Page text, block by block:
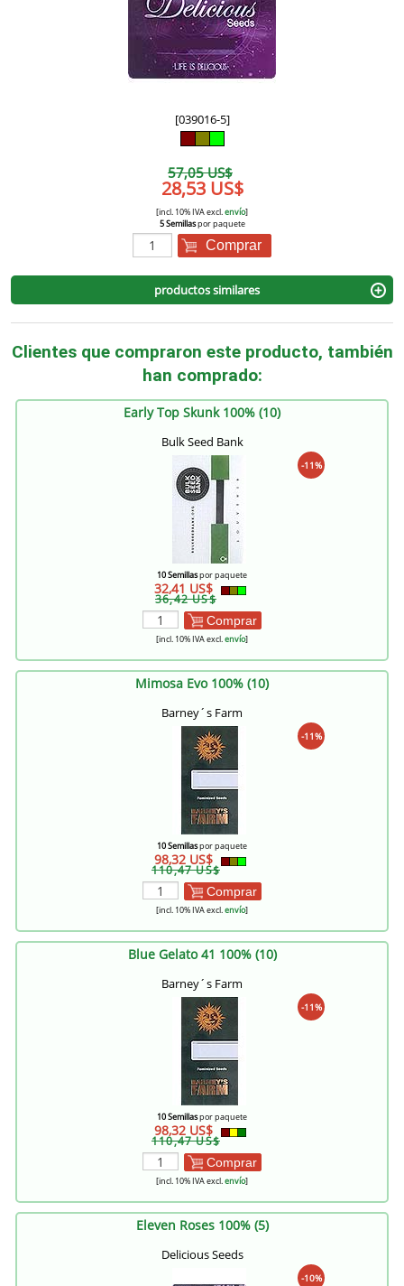
[039016-5]
57,05 US$
28,53 US$
[incl. 10% IVA excl.envío]
5 Semillaspor paquete
Comprar
productos similares
Clientes que compraron este producto, también
han comprado:
Early Top Skunk 100% (10)
Bulk Seed Bank
-11%
10 Semillaspor paquete
32,41 US$
36,42 US$
Comprar
[incl. 10% IVA excl.envío]
Mimosa Evo 100% (10)
Barney´s Farm
-11%
10 Semillaspor paquete
98,32 US$
110,47 US$
Comprar
[incl. 10% IVA excl.envío]
Blue Gelato 41 100% (10)
Barney´s Farm
-11%
10 Semillaspor paquete
98,32 US$
110,47 US$
Comprar
[incl. 10% IVA excl.envío]
Eleven Roses 100% (5)
Delicious Seeds
-10%